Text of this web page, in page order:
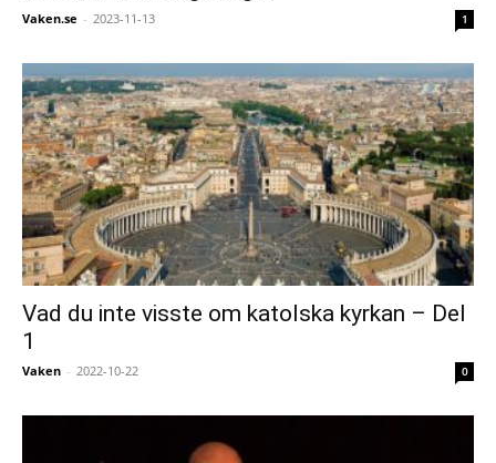
Vaken.se - 2023-11-13 1
Vad du inte visste om katolska kyrkan – Del
1
Vaken - 2022-10-22 0